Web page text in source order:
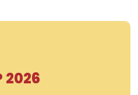
2026